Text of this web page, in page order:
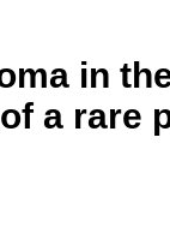
in
a rare